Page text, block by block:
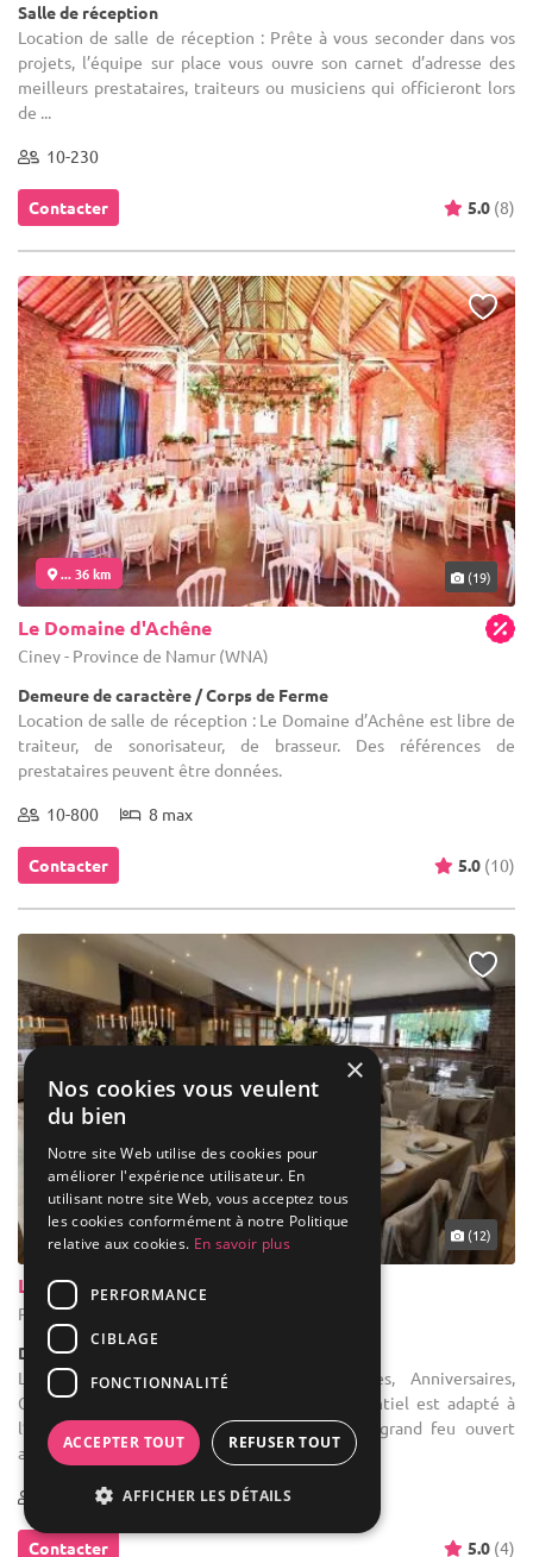
Salle de réception
Location de salle de réception : Prête à vous seconder dans vos
projets, l’équipe sur place vous ouvre son carnet d’adresse des
meilleurs prestataires, traiteurs ou musiciens qui officieront lors
de ...
10-230
Contacter 5.0 (8)
... 36 km (19)
Le Domaine d'Achêne
Ciney - Province de Namur (WNA)
Demeure de caractère / Corps de Ferme
Location de salle de réception : Le Domaine d’Achêne est libre de
traiteur, de sonorisateur, de brasseur. Des références de
prestataires peuvent être données.
10-800 8 max
Contacter 5.0 (10)
... 37 km (12)
La Ferme de la Pitance
Pont-à-Celles - Hainaut (WHT)
Demeure de caractère / Corps de Ferme
Location de salle de réception : Mariages, Anniversaires,
Communions, Baptêmes Cet espace événementiel est adapté à
l’organisation de vos événements privés. Le grand feu ouvert
apporte un coté ...
Contacter 5.0 (4)
×
Nos cookies vous veulent
du bien
Notre site Web utilise des cookies pour
améliorer l'expérience utilisateur. En
utilisant notre site Web, vous acceptez tous
les cookies conformément à notre Politique
relative aux cookies. En savoir plus
PERFORMANCE
CIBLAGE
FONCTIONNALITÉ
ACCEPTER TOUT REFUSER TOUT
AFFICHER LES DÉTAILS